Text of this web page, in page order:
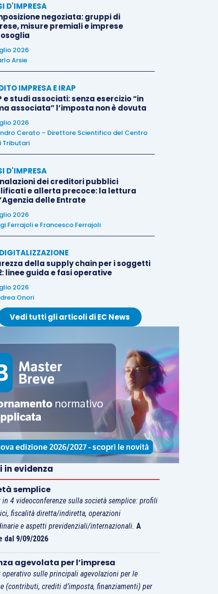
D'IMPRESA
negoziata: gruppi di
misure premiali e imprese
2026
Arsie
IMPRESA E IRAP
e studi associati: senza esercizio “in
associata” l’imposta non è dovuta
2026
Cerato – Direttore Scientifico del Centro
Tributari
D'IMPRESA
dei creditori pubblici
e allerta precoce: la lettura
delle Entrate
2026
Ferrajolie Francesco Ferrajoli
della supply chain per i soggetti
linee guida e fasi operative
2026
Onori
Vedi tutti gli articoli di EC News
in evidenza
semplice
in 4 videoconferenze sulla società semplice: profili
fiscalità diretta/indiretta, operazioni
e aspetti previdenziali/internazionali.A
dal 9/09/2026
agevolata per l’impresa
operativo sulle principali agevolazioni per le
(contributi, crediti d’imposta, finanziamenti) per